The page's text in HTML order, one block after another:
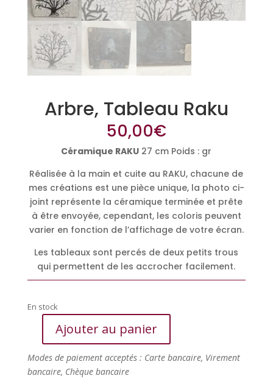
Arbre, Tableau Raku
50,00€
Céramique RAKU 27 cm Poids : gr
Réalisée à la main et cuite au RAKU, chacune de
mes créations est une pièce unique, la photo ci-
joint représente la céramique terminée et prête
à être envoyée, cependant, les coloris peuvent
varier en fonction de l’affichage de votre écran.
Les tableaux sont percés de deux petits trous
qui permettent de les accrocher facilement.
En stock
quantité
Arbre,
Tableau
Ajouter au panier
Modes de paiement acceptés : Carte bancaire, Virement
bancaire, Chèque bancaire